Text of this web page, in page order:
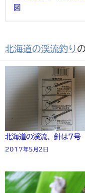
図
北海道の渓流釣り
北海道の渓流、針は7号
2017年5月2日